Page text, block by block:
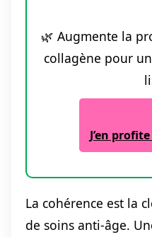
🌿 Augmente la
collagène pour
J’en
La cohérence est la
de soins anti-âge.